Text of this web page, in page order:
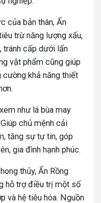
của bản thân, Ấn
trừ năng lượng xấu,
tránh cấp dưới lấn
vật phẩm cũng giúp
cường khả năng thiết
như lá bùa may
chủ mệnh cải
tăng sự tự tin, góp
gia đình hạnh phúc.
thủy, Ấn Rồng
hỗ trợ điều trị một số
và hệ tiêu hóa. Nguồn